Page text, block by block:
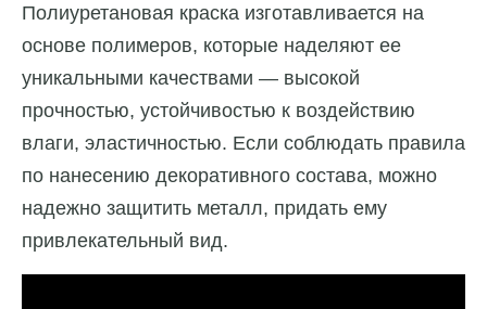
Полиуретановая краска изготавливается на
основе полимеров, которые наделяют ее
уникальными качествами — высокой
прочностью, устойчивостью к воздействию
влаги, эластичностью. Если соблюдать правила
по нанесению декоративного состава, можно
надежно защитить металл, придать ему
привлекательный вид.